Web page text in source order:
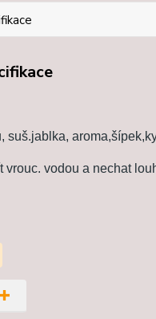
suš.jablka,
vrouc. vodou a nechat